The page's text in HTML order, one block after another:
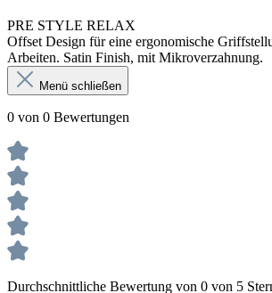
PRE STYLE RELAX
Offset Design für eine ergonomische
Arbeiten. Satin Finish, mit Mikroverzahnung.
Menü schließen
0 von 0 Bewertungen
Durchschnittliche Bewertung von 0 von 5